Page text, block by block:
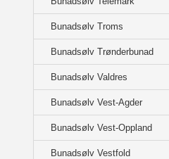
Bunadsølv Troms
Bunadsølv Trønderbunad
Bunadsølv Valdres
Bunadsølv Vest-Agder
Bunadsølv Vest-Oppland
Bunadsølv Vestfold